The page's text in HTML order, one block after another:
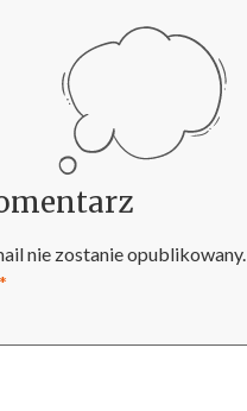
nie zostanie opublikowany.
*